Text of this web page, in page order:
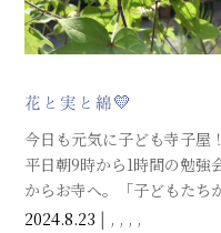
花と実と綿💛
2024.8.23 | , , , ,
今日も元気に子ども寺子屋！
平日朝9時から1時間の勉強
からお寺へ。「子どもたち
寺子屋です。